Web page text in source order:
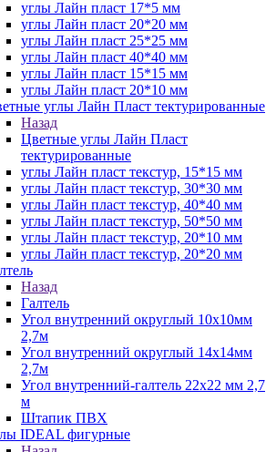
углы Лайн пласт 17*5 мм
углы Лайн пласт 20*20 мм
углы Лайн пласт 25*25 мм
углы Лайн пласт 40*40 мм
углы Лайн пласт 15*15 мм
углы Лайн пласт 20*10 мм
углы Лайн Пласт тектурированные
Назад
Цветные углы Лайн Пласт
тектурированные
углы Лайн пласт текстур, 15*15 мм
углы Лайн пласт текстур, 30*30 мм
углы Лайн пласт текстур, 40*40 мм
углы Лайн пласт текстур, 50*50 мм
углы Лайн пласт текстур, 20*10 мм
углы Лайн пласт текстур, 20*20 мм
Назад
Галтель
Угол внутренний округлый 10х10мм
2,7м
Угол внутренний округлый 14х14мм
2,7м
Угол внутренний-галтель 22х22 мм 2,7
м
Штапик ПВХ
IDEAL фигурные